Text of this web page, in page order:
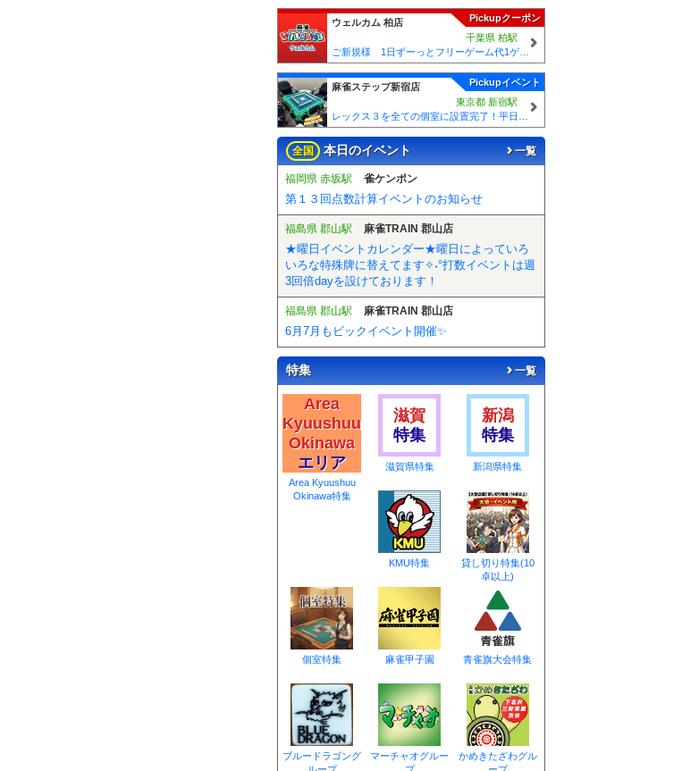
Pickupクーポン
ウェルカム 柏店
千葉県 柏駅
ご新規様 1日ずーっとフリーゲーム代1ゲームあたり50円引！！
Pickupイベント
麻雀ステップ新宿店
東京都 新宿駅
全国 本日のイベント 一覧
福岡県 赤坂駅 雀ケンポン
第１３回点数計算イベントのお知らせ
福島県 郡山駅 麻雀TRAIN 郡山店
★曜日イベントカレンダー★曜日によっていろ
いろな特殊牌に替えてます✧˖°打数イベントは週
3回倍dayを設けております！
福島県 郡山駅 麻雀TRAIN 郡山店
6月7月もビックイベント開催✨
特集 一覧
Area
Kyuushuu
Okinawa
エリア
Area Kyuushuu
Okinawa特集
滋賀
特集
滋賀県特集
新潟
特集
新潟県特集
KMU特集
貸し切り特集(10
卓以上)
個室特集 麻雀甲子園 青雀旗大会特集
ブルードラゴング
マーチャオグルー
かめきたざわグル